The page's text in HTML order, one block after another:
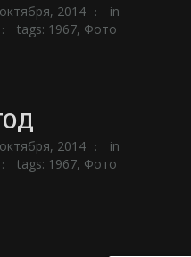
2014
in
tags: 1967, Фото
2014
in
tags: 1967, Фото